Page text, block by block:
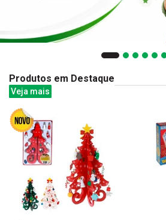
Produtos em Destaque
Veja mais